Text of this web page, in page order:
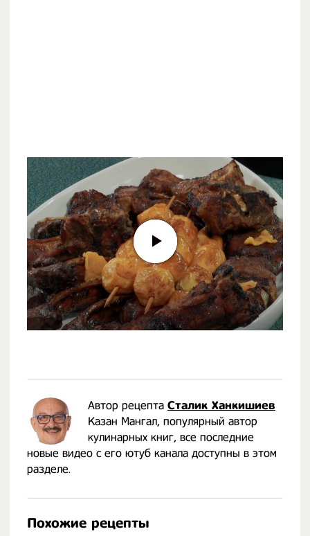
Автор рецепта Сталик Ханкишиев
Казан Мангал, популярный автор
кулинарных книг, все последние
новые видео с его ютуб канала доступны в этом
разделе.
Похожие рецепты